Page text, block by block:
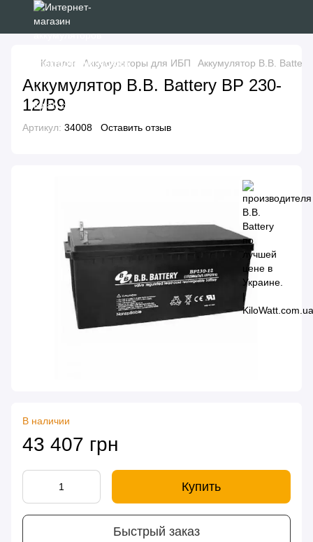
Каталог Аккумуляторы для ИБП Аккумулятор B.B.
Аккумулятор B.B. Battery BP 230-
12/B9
Артикул: 34008 Оставить отзыв
В наличии
43 407 грн
Купить
Быстрый заказ